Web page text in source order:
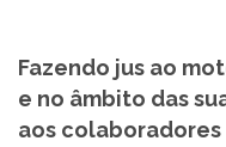
SOBRE NÓS
Fazendo jus ao
e no âmbito das
aos